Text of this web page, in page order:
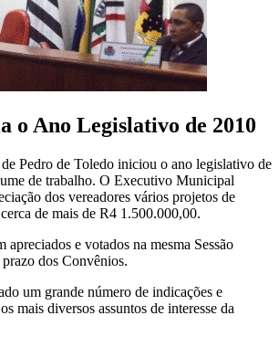
o Ano Legislativo de 2010
Pedro de Toledo iniciou o ano legislativo de
de trabalho. O Executivo Municipal
dos vereadores vários projetos de
de mais de R4 1.500.000,00.
e votados na mesma Sessão
dos Convênios.
um grande número de indicações e
mais diversos assuntos de interesse da